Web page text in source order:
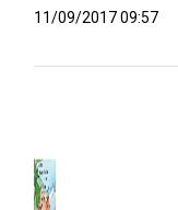
11/09/2017 09:57